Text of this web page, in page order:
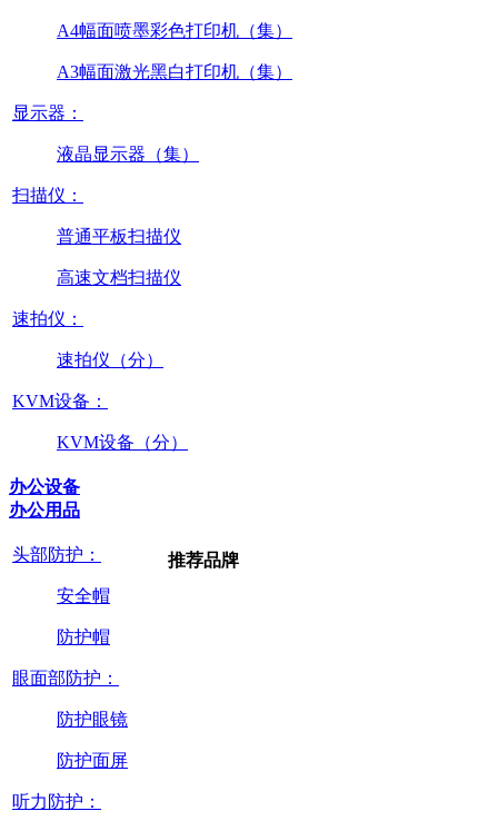
A4幅面喷墨彩色打印机（集）
A3幅面激光黑白打印机（集）
显示器：
液晶显示器（集）
扫描仪：
普通平板扫描仪
高速文档扫描仪
速拍仪：
速拍仪（分）
KVM设备：
KVM设备（分）
办公设备
办公用品
头部防护：
安全帽
防护帽
眼面部防护：
防护眼镜
防护面屏
听力防护：
推荐品牌